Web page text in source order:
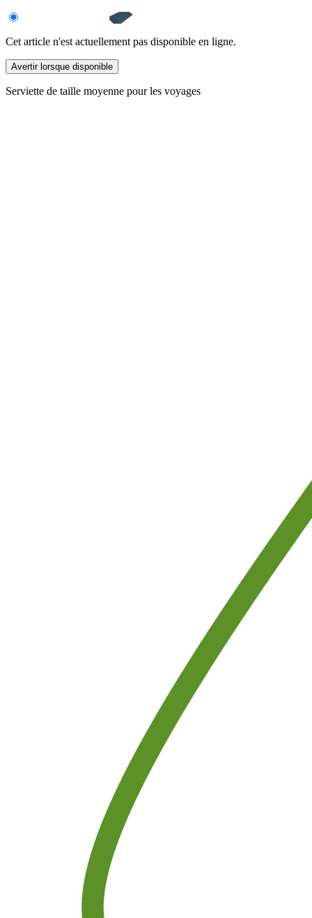
Cet article n'est actuellement pas disponible en ligne.
Avertir lorsque disponible
Serviette de taille moyenne pour les voyages